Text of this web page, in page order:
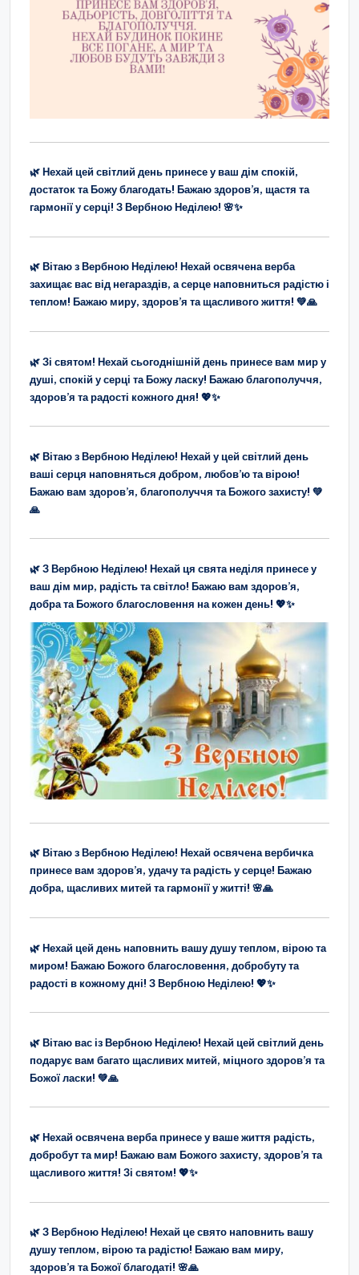
🌿 Нехай цей світлий день принесе у ваш дім спокій,
достаток та Божу благодать! Бажаю здоров’я, щастя та
гармонії у серці! З Вербною Неділею! 🌸✨
🌿 Вітаю з Вербною Неділею! Нехай освячена верба
захищає вас від негараздів, а серце наповниться радістю і
теплом! Бажаю миру, здоров’я та щасливого життя! 💚🙏
🌿 Зі святом! Нехай сьогоднішній день принесе вам мир у
душі, спокій у серці та Божу ласку! Бажаю благополуччя,
здоров’я та радості кожного дня! 💖✨
🌿 Вітаю з Вербною Неділею! Нехай у цей світлий день
ваші серця наповняться добром, любов’ю та вірою!
Бажаю вам здоров’я, благополуччя та Божого захисту! 💚
🙏
🌿 З Вербною Неділею! Нехай ця свята неділя принесе у
ваш дім мир, радість та світло! Бажаю вам здоров’я,
добра та Божого благословення на кожен день! 💖✨
🌿 Вітаю з Вербною Неділею! Нехай освячена вербичка
принесе вам здоров’я, удачу та радість у серце! Бажаю
добра, щасливих митей та гармонії у житті! 🌸🙏
🌿 Нехай цей день наповнить вашу душу теплом, вірою та
миром! Бажаю Божого благословення, добробуту та
радості в кожному дні! З Вербною Неділею! 💖✨
🌿 Вітаю вас із Вербною Неділею! Нехай цей світлий день
подарує вам багато щасливих митей, міцного здоров’я та
Божої ласки! 💚🙏
🌿 Нехай освячена верба принесе у ваше життя радість,
добробут та мир! Бажаю вам Божого захисту, здоров’я та
щасливого життя! Зі святом! 💖✨
🌿 З Вербною Неділею! Нехай це свято наповнить вашу
душу теплом, вірою та радістю! Бажаю вам миру,
здоров’я та Божої благодаті! 🌸🙏